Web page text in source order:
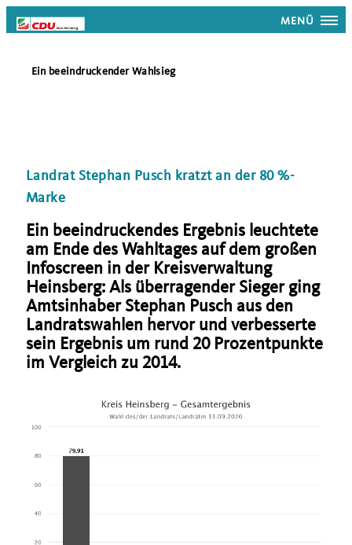
MENÜ
Ein beeindruckender Wahlsieg
Landrat Stephan Pusch kratzt an der 80 %-
Marke
Ein beeindruckendes Ergebnis leuchtete
am Ende des Wahltages auf dem großen
Infoscreen in der Kreisverwaltung
Heinsberg: Als überragender Sieger ging
Amtsinhaber Stephan Pusch aus den
Landratswahlen hervor und verbesserte
sein Ergebnis um rund 20 Prozentpunkte
im Vergleich zu 2014.